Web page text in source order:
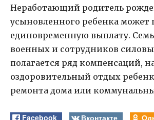
Неработающий родитель
усыновленного ребенка может
единовременную выплату.
военных и сотрудников
полагается ряд компенсаций,
оздоровительный отдых
ремонта дома или
Facebook Вконтакте